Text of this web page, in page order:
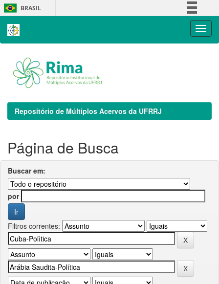
Skip
navigation
BRASIL
Repositório de Múltiplos Acervos da UFRRJ
Página de Busca
Buscar em:
por
Filtros correntes: